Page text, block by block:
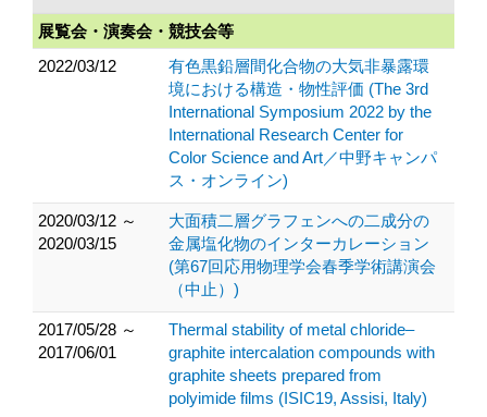
展覧会・演奏会・競技会等
2022/03/12
有色黒鉛層間化合物の大気非暴露環
境における構造・物性評価 (The 3rd
International Symposium 2022 by the
International Research Center for
Color Science and Art／中野キャンパ
ス・オンライン)
2020/03/12 ～
2020/03/15
大面積二層グラフェンへの二成分の
金属塩化物のインターカレーション
(第67回応用物理学会春季学術講演会
（中止）)
2017/05/28 ～
2017/06/01
Thermal stability of metal chloride–
graphite intercalation compounds with
graphite sheets prepared from
polyimide films (ISIC19, Assisi, Italy)